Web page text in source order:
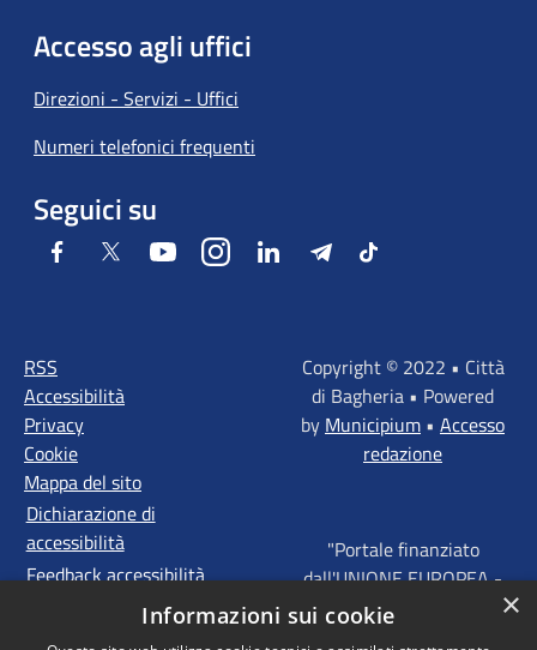
Accesso agli uffici
Direzioni - Servizi - Uffici
Numeri telefonici frequenti
Seguici su
Facebook Twitter YoutubeInstagramLinkedIn TelegramTiktok
RSS
Accessibilità
Privacy
Cookie
Mappa del sito
Dichiarazione di
accessibilità
Feedback accessibilità
Copyright © 2022 • Città
di Bagheria • Powered
by Municipium • Accesso
redazione
"Portale finanziato
dall'UNIONE EUROPEA -
FONDI STRUTTURALI
×
Informazioni sui cookie